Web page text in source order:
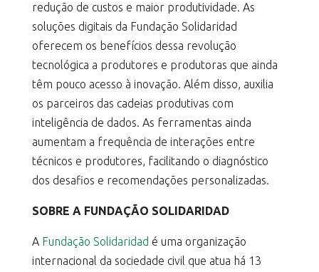
redução de custos e maior produtividade. As
soluções digitais da Fundação Solidaridad
oferecem os benefícios dessa revolução
tecnológica a produtores e produtoras que ainda
têm pouco acesso à inovação. Além disso, auxilia
os parceiros das cadeias produtivas com
inteligência de dados. As ferramentas ainda
aumentam a frequência de interações entre
técnicos e produtores, facilitando o diagnóstico
dos desafios e recomendações personalizadas.
SOBRE A FUNDAÇÃO SOLIDARIDAD
A Fundação Solidaridad é uma organização
internacional da sociedade civil que atua há 13